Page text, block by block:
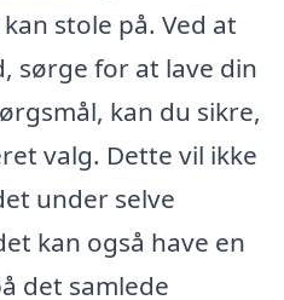
stole på. Ved at
sørge for at lave din
kan du sikre,
valg. Dette vil ikke
under selve
kan også have en
det samlede